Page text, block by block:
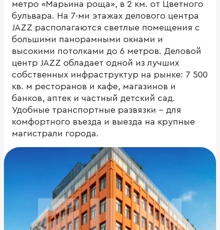
метро «Марьина роща», в 2 км. от Цветного
бульвара. На 7-ми этажах делового центра
JAZZ располагаются светлые помещения с
большими панорамными окнами и
высокими потолками до 6 метров. Деловой
центр JAZZ обладает одной из лучших
собственных инфраструктур на рынке: 7 500
кв. м ресторанов и кафе, магазинов и
банков, аптек и частный детский сад.
Удобные транспортные развязки – для
комфортного въезда и выезда на крупные
магистрали города.